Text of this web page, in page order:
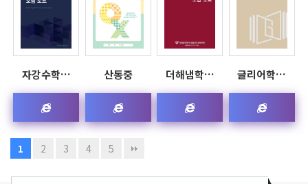
자강수학… 산동중 더해냄학… 글리어학…
1 2 3 4 5